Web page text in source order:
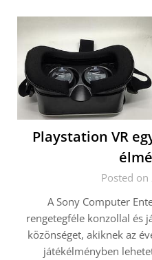
Playstation VR
Posted
A Sony Computer
rengetegféle konzollal és
közönséget, akiknek az
játékélményben